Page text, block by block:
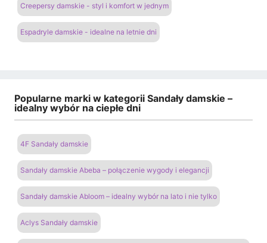
Creepersy damskie - styl i komfort w jednym
Espadryle damskie - idealne na letnie dni
Popularne marki w kategorii Sandały damskie –
idealny wybór na ciepłe dni
4F Sandały damskie
Sandały damskie Abeba – połączenie wygody i elegancji
Sandały damskie Abloom – idealny wybór na lato i nie tylko
Aclys Sandały damskie